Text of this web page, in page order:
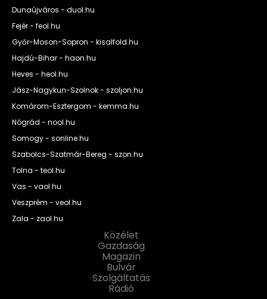
Dunaújváros - duol.hu
Fejér - feol.hu
Győr-Moson-Sopron - kisalfold.hu
Hajdú-Bihar - haon.hu
Heves - heol.hu
Jász-Nagykun-Szolnok - szoljon.hu
Komárom-Esztergom - kemma.hu
Nógrád - nool.hu
Somogy - sonline.hu
Szabolcs-Szatmár-Bereg - szon.hu
Tolna - teol.hu
Vas - vaol.hu
Veszprém - veol.hu
Zala - zaol.hu
Közélet
Gazdaság
Magazin
Bulvár
Szolgáltatás
Rádió